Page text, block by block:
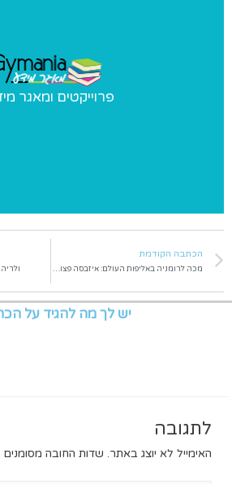
פרוייקטים ומאגר
פרוייקטים
פרוייקטים מיוחדים שאנו מבצעים ומאגר
הכתבה הקודמת
מכה לרומניה באליפות העולם: איזבסה פצועה
יש לך מה להגיד על
לתגובה
האימייל לא יוצג באתר. שדות החובה מסומנים